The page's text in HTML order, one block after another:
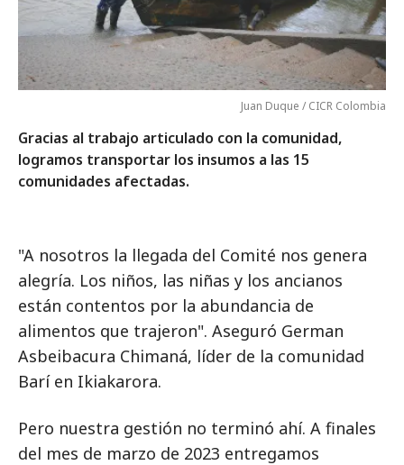
Juan Duque / CICR Colombia
Gracias al trabajo articulado con la comunidad,
logramos transportar los insumos a las 15
comunidades afectadas.
"A nosotros la llegada del Comité nos genera
alegría. Los niños, las niñas y los ancianos
están contentos por la abundancia de
alimentos que trajeron". Aseguró German
Asbeibacura Chimaná, líder de la comunidad
Barí en Ikiakarora.
Pero nuestra gestión no terminó ahí. A finales
del mes de marzo de 2023 entregamos